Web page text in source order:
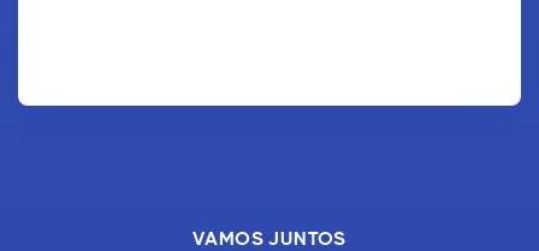
VAMOS JUNTOS